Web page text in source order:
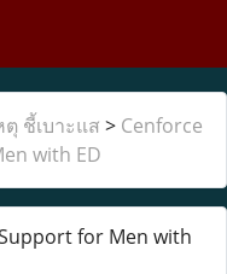
ตุ ชี้เบาะแส > Cenforce
with ED
for Men with